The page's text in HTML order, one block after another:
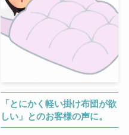
「とにかく軽い掛け布団が欲
しい」とのお客様の声に。